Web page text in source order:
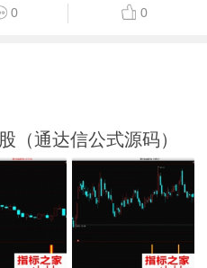
0 0
（通达信公式源码）